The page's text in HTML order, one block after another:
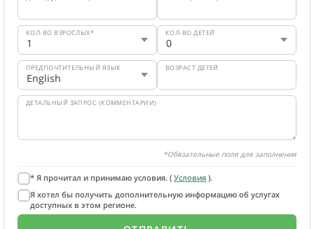
КОЛ-ВО ВЗРОСЛЫХ* КОЛ-ВО ДЕТЕЙ
ПРЕДПОЧТИТЕЛЬНЫЙ ЯЗЫК ВОЗРАСТ ДЕТЕЙ
ДЕТАЛЬНЫЙ ЗАПРОС (КОММЕНТАРИИ)
*Обязательные поля для заполнения
* Я прочитал и принимаю условия. ( Условия ).
Я хотел бы получить дополнительную информацию об услугах
доступных в этом регионе.